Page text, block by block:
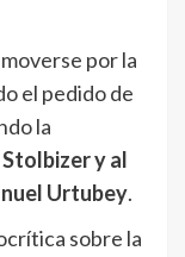
por la
el pedido de
la
y al
Urtubey.
sobre la